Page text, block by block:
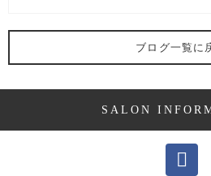
抜け毛 (3記事)
ブログ一覧に
SALON